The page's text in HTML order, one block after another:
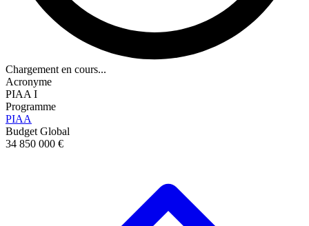
Chargement en cours...
Acronyme
PIAA I
Programme
PIAA
Budget Global
34 850 000 €